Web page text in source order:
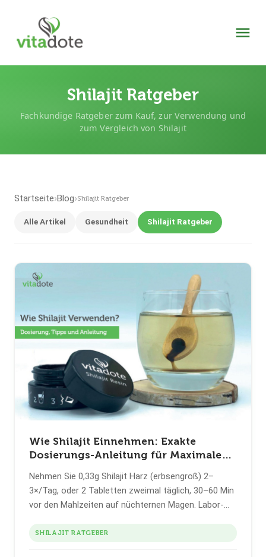
Shilajit Ratgeber
Fachkundige Ratgeber zum Kauf, zur Verwendung und
zum Vergleich von Shilajit
Startseite›Blog›Shilajit Ratgeber
Alle Artikel Gesundheit Shilajit Ratgeber
Wie Shilajit Einnehmen: Exakte
Dosierungs-Anleitung für Maximale
Nehmen Sie 0,33g Shilajit Harz (erbsengroß) 2–
3×/Tag, oder 2 Tabletten zweimal täglich, 30–60 Min
vor den Mahlzeiten auf nüchternen Magen. Labor-
nach Ziel und Körpergewicht, Timing und
SHILAJIT RATGEBER